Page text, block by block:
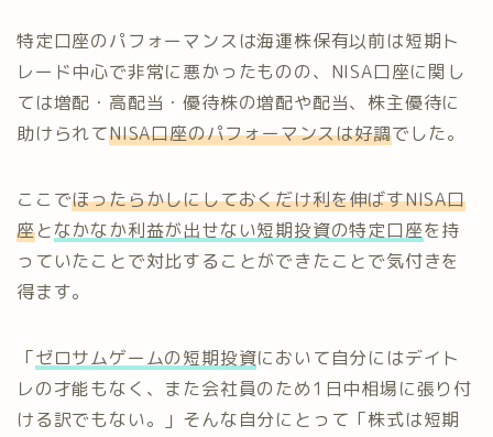
特定口座のパフォーマンスは海運株保有以前は短期ト
レード中心で非常に悪かったものの、NISA口座に関し
ては増配・高配当・優待株の増配や配当、株主優待に
助けられてNISA口座のパフォーマンスは好調でした。
ここでほったらかしにしておくだけ利を伸ばすNISA口
座となかなか利益が出せない短期投資の特定口座を持
っていたことで対比することができたことで気付きを
得ます。
「ゼロサムゲームの短期投資において自分にはデイト
レの才能もなく、また会社員のため1日中相場に張り付
ける訳でもない。」そんな自分にとって「株式は短期